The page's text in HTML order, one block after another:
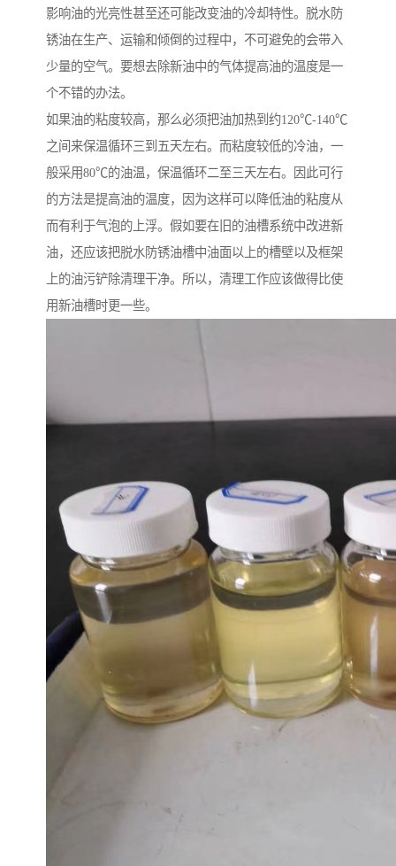
影响油的光亮性甚至还可能改变油的冷却特性。脱水防
锈油在生产、运输和倾倒的过程中，不可避免的会带入
少量的空气。要想去除新油中的气体提高油的温度是一
个不错的办法。
如果油的粘度较高，那么必须把油加热到约120℃-140℃
之间来保温循环三到五天左右。而粘度较低的冷油，一
般采用80℃的油温，保温循环二至三天左右。因此可行
的方法是提高油的温度，因为这样可以降低油的粘度从
而有利于气泡的上浮。假如要在旧的油槽系统中改进新
油，还应该把脱水防锈油槽中油面以上的槽壁以及框架
上的油污铲除清理干净。所以，清理工作应该做得比使
用新油槽时更一些。